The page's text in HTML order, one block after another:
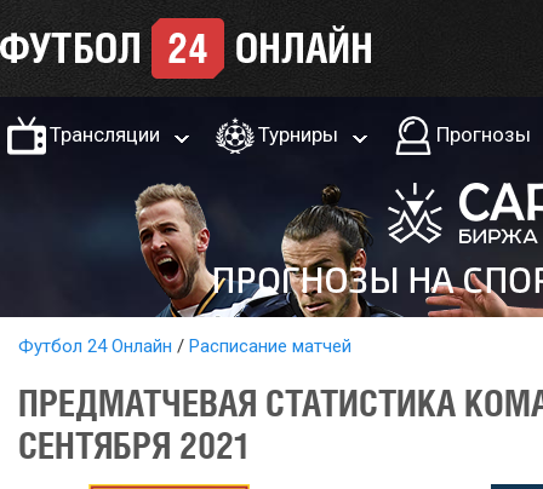
Трансляции Турниры Прогнозы
Футбол 24 Онлайн Расписание матчей
ПРЕДМАТЧЕВАЯ СТАТИСТИКА
СЕНТЯБРЯ 2021